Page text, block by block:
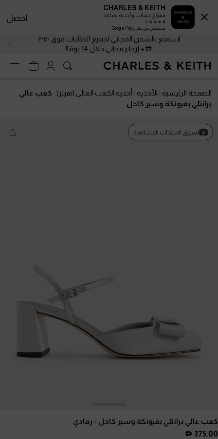
استمتع بالشحن المجاني لجميع الطلبات فوق ٣٥٠
+ إرجاع مجاني خلال 14 يومًا!
الصفحة الرئيسية الأحذية أحذية الكعب العالي (هيلز)
كعب عالي
برانتلي بفيونكة وسير كاحل
تسوق المنتجات المشابهة
كعب عالي برانتلي بفيونكة وسير كاحل - رمادي
375.00
CHARLES & KEITH
تسوّق حقائب وأحذية نسائية
احصلحمّل من خلال Google Play
احصل